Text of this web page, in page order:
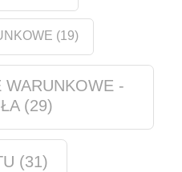
(19)
WARUNKOWE -
(29)
(31)